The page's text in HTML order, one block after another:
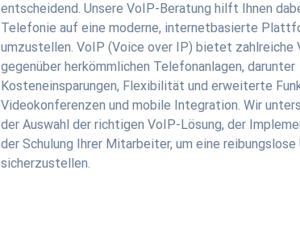
entscheidend. Unsere VoIP-Beratung hilft Ihnen
Telefonie auf eine moderne, internetbasierte
umzustellen. VoIP (Voice over IP) bietet zahlreiche
gegenüber herkömmlichen Telefonanlagen, darunter
Kosteneinsparungen, Flexibilität und erweiterte
Videokonferenzen und mobile Integration. Wir
der Auswahl der richtigen VoIP-Lösung, der
der Schulung Ihrer Mitarbeiter, um eine reibungslose
sicherzustellen.